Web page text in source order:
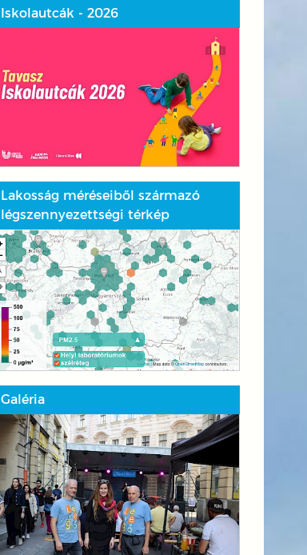
Iskolautcák - 2026
Lakosság méréseiből származó
légszennyezettségi térkép
Galéria